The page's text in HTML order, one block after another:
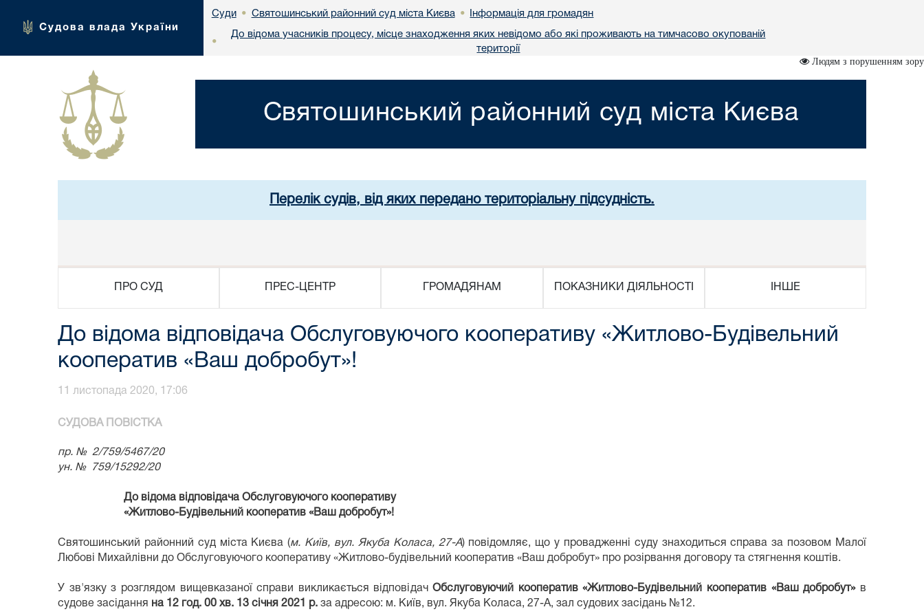
Судова влада України
Суди • Святошинський районний суд міста Києва • Інформація для громадян
•
До відома учасників процесу, місце знаходження яких невідомо або які проживають на тимчасово окупованій
території
Людям з порушенням зору
Святошинський районний суд міста Києва
Перелік судів, від яких передано територіальну підсудність.
ПРО СУД ПРЕС-ЦЕНТР ГРОМАДЯНАМ ПОКАЗНИКИ ДІЯЛЬНОСТІ ІНШЕ
До відома відповідача Обслуговуючого кооперативу «Житлово-Будівельний
кооператив «Ваш добробут»!
11 листопада 2020, 17:06
СУДОВА ПОВІСТКА
пр. № 2/759/5467/20
ун. № 759/15292/20
До відома відповідача Обслуговуючого кооперативу
«Житлово-Будівельний кооператив «Ваш добробут»!
Святошинський районний суд міста Києва (м. Київ, вул. Якуба Коласа, 27-А) повідомляє, що у провадженні суду знаходиться справаза позовом Малої
Любові Михайлівни до Обслуговуючого кооперативу «Житлово-будівельний кооператив «Ваш добробут» про розірвання договору та стягнення коштів.
У зв'язку з розглядом вищевказаної справи викликається відповідачОбслуговуючий кооператив «Житлово-Будівельний кооператив «Ваш добробут»в
судове засідання на 12 год. 00 хв. 13 січня 2021 р. за адресою: м. Київ, вул. Якуба Коласа, 27-А, зал судових засідань №12.